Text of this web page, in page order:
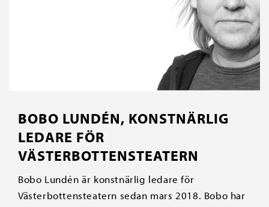
BOBO LUNDÉN, KONSTNÄRLIG
LEDARE FÖR
VÄSTERBOTTENSTEATERN
Bobo Lundén är konstnärlig ledare för
Västerbottensteatern sedan mars 2018. Bobo har